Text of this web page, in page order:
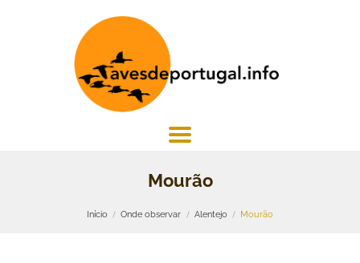
Mourão
Início Onde observar Alentejo Mourão